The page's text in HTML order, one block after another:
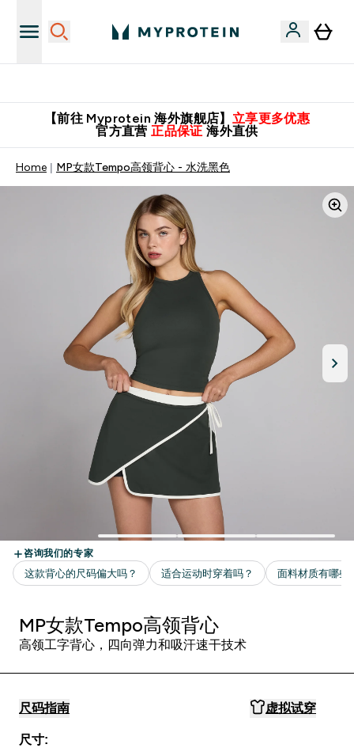
【前往 Myprotein 海外旗舰店】 立享更多优惠
官方直营 正品保证 海外直供
Home MP女款Tempo高领背心 - 水洗黑色
MP女款Tempo高领背心
高领工字背心，四向弹力和吸汗速干技术
尺码指南 虚拟试穿
尺寸: